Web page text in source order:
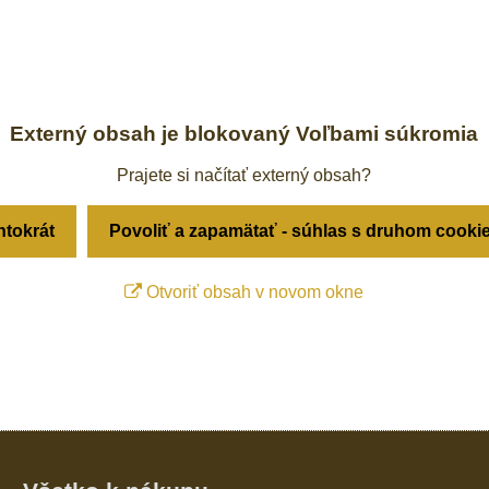
Externý obsah je blokovaný Voľbami súkromia
Prajete si načítať externý obsah?
Povoliť a zapamätať - súhlas s druhom
Otvoriť obsah v novom okne